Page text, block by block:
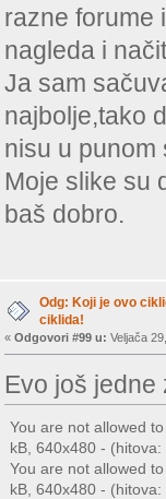
razne forume
nagleda i
Ja sam
najbolje,tako
nisu u punom
Moje slike su
baš dobro.
Odg: Koji je ovo
ciklida!
« Odgovori #99 u: Veljača
Evo još jedne
You are not allowed
kB, 640x480 -
You are not allowed
kB, 640x480 - (hitova: